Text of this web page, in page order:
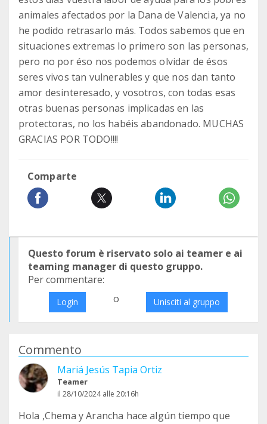
animales afectados por la Dana de Valencia, ya no
he podido retrasarlo más. Todos sabemos que en
situaciones extremas lo primero son las personas,
pero no por éso nos podemos olvidar de ésos
seres vivos tan vulnerables y que nos dan tanto
amor desinteresado, y vosotros, con todas esas
otras buenas personas implicadas en las
protectoras, no los habéis abandonado. MUCHAS
GRACIAS POR TODO!!!!
Comparte
Questo forum è riservato solo ai teamer e ai
teaming manager di questo gruppo.
Per commentare:
Login o Unisciti al gruppo
Commento
Mariá Jesús Tapia Ortiz
Teamer
il 28/10/2024 alle 20:16h
Hola ,Chema y Arancha hace algún tiempo que